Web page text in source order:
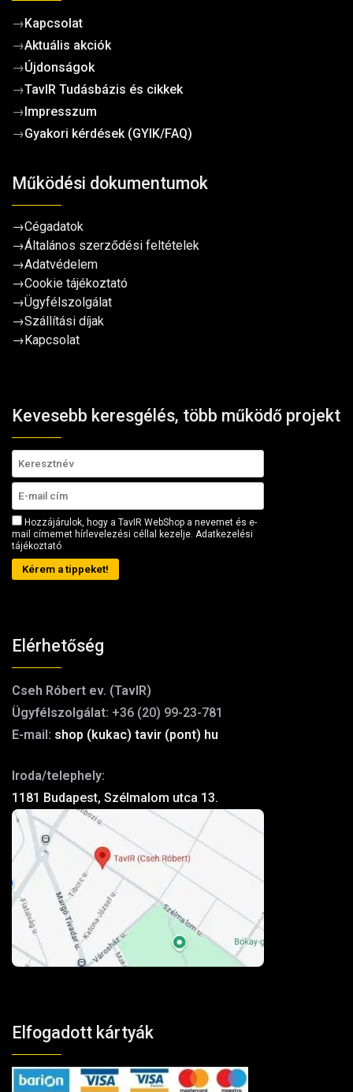
→Kapcsolat
→Aktuális akciók
→Újdonságok
→TavIR Tudásbázis és cikkek
→Impresszum
→Gyakori kérdések (GYIK/FAQ)
Működési dokumentumok
→Cégadatok
→Általános szerződési feltételek
→Adatvédelem
→Cookie tájékoztató
→Ügyfélszolgálat
→Szállítási díjak
→Kapcsolat
Kevesebb keresgélés, több működő projekt
Hozzájárulok, hogy a TavIR WebShop a nevemet és e-
mail címemet hírlevelezési céllal kezelje. Adatkezelési
tájékoztató
Kérem a tippeket!
Elérhetőség
Cseh Róbert ev. (TavIR)
Ügyfélszolgálat: +36 (20) 99-23-781
E-mail: shop (kukac) tavir (pont) hu
Iroda/telephely:
1181 Budapest, Szélmalom utca 13.
Elfogadott kártyák